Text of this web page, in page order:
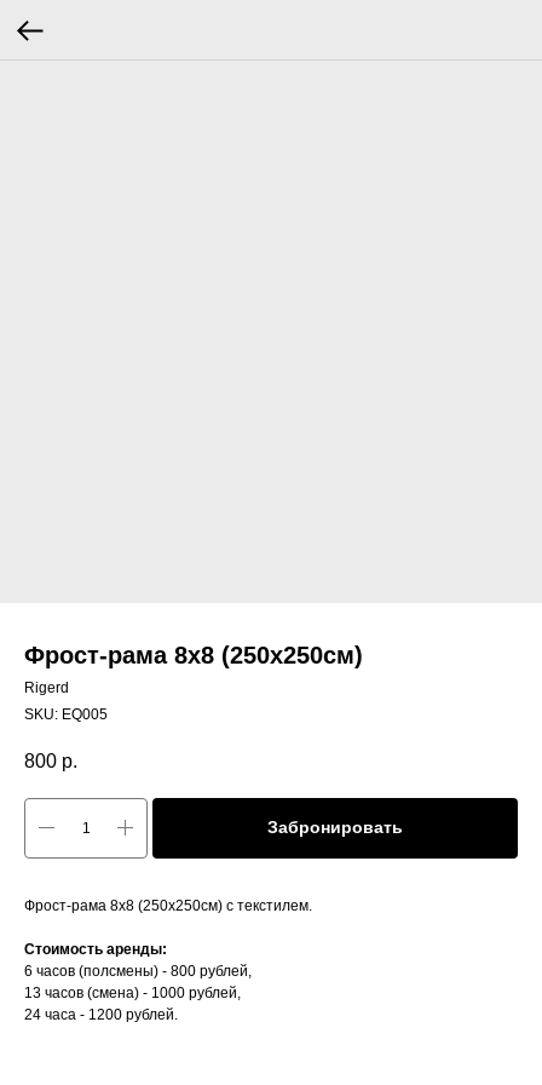
Фрост-рама 8x8 (250х250см)
Rigerd
SKU: EQ005
800 р.
Забронировать
Фрост-рама 8x8 (250х250см) с текстилем.
Стоимость аренды:
6 часов (полсмены) - 800 рублей,
13 часов (смена) - 1000 рублей,
24 часа - 1200 рублей.